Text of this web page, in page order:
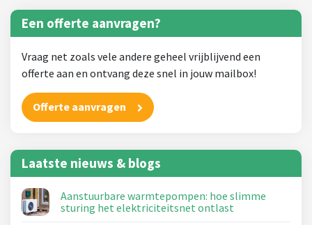
Een offerte aanvragen?
Vraag net zoals vele andere geheel vrijblijvend een
offerte aan en ontvang deze snel in jouw mailbox!
Offerte aanvragen
Laatste nieuws & blogs
Aanstuurbare warmtepompen: hoe slimme
sturing het elektriciteitsnet ontlast